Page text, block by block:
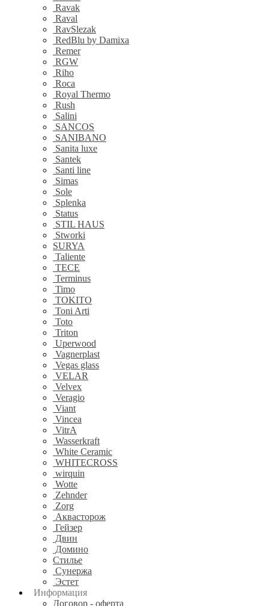
Ravak
Raval
RavSlezak
RedBlu by Damixa
Remer
RGW
Riho
Roca
Royal Thermo
Rush
Salini
SANCOS
SANIBANO
Sanita luxe
Santek
Santi line
Simas
Sole
Splenka
Status
STIL HAUS
Stworki
SURYA
Taliente
TECE
Terminus
Timo
TOKITO
Toni Arti
Toto
Triton
Uperwood
Vagnerplast
Vegas glass
VELAR
Velvex
Veragio
Viant
Vincea
VitrA
Wasserkraft
White Ceramic
WHITECROSS
wirquin
Wotte
Zehnder
Zorg
Аквасторож
Гейзер
Двин
Домино
Стилье
Сунержа
Эстет
Информация
Договор - оферта